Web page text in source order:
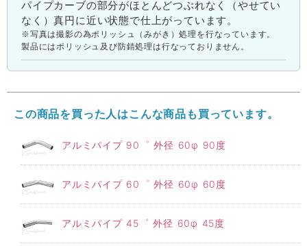
パイプカーブの部分がほとんどつぶれなく（やせてい
なく）真円に近い状態で仕上がっています。
※写真は撮影の為ポリッシュ（みがき）処理を行なっています。
製品にはポリッシュ及び防錆処理は行なっておりません。
この商品を買った人はこんな商品も買っています。
アルミパイプ 90゜ 外径 60φ 90度
アルミパイプ 60゜ 外径 60φ 60度
アルミパイプ 45゜ 外径 60φ 45度